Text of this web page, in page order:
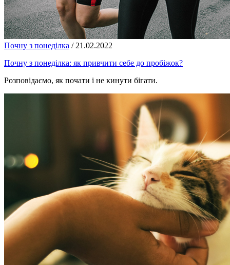
Почну з понеділка / 21.02.2022
Почну з понеділка: як привчити себе до пробіжок?
Розповідаємо, як почати і не кинути бігати.